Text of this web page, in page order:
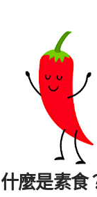
什麼是素食